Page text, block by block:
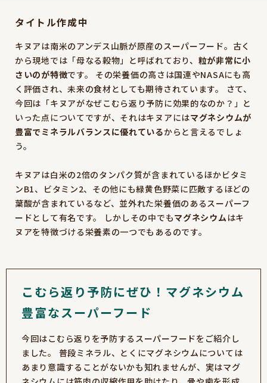
タイトル作成中
キヌアは南米のアンデス山脈が原産のスーパーフード。古く
から現地では「母なる穀物」と呼ばれており、 粒が非常に小
さいのが特徴です。 その栄養価の高さは国連やNASAにも高
く評価され、未来の食材としても期待されています。 さて、
今回は「キヌアがなぜこむら返り予防に効果的なのか？」と
いった点についてですが、それはキヌアにはマグネシウムが
豊富でミネラルバランスに優れているからと言えるでしょ
う。
キヌアは白米の2倍のタンパク質が含まれているほかビタミ
ンB1、ビタミン2、その他にも緑黄色野菜に匹敵するほどの
葉酸が含まれているなど、並外れた栄養価のあるスーパーフ
ードとして有名です。 しかしその中でもマグネシウムはキ
ヌアを特徴づける栄養素の一つでもあるのです。
こむら返り予防にぜひ！マグネシウム
豊富なスーパーフード
今回はこむら返りを予防するスーパーフードをご紹介し
ました。 普段ミネラル、とくにマグネシウムについては
あまり意識することがないかも知れませんが、実はマグ